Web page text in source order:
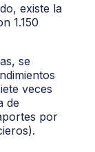
existe la
1.150
se
veces
de
por